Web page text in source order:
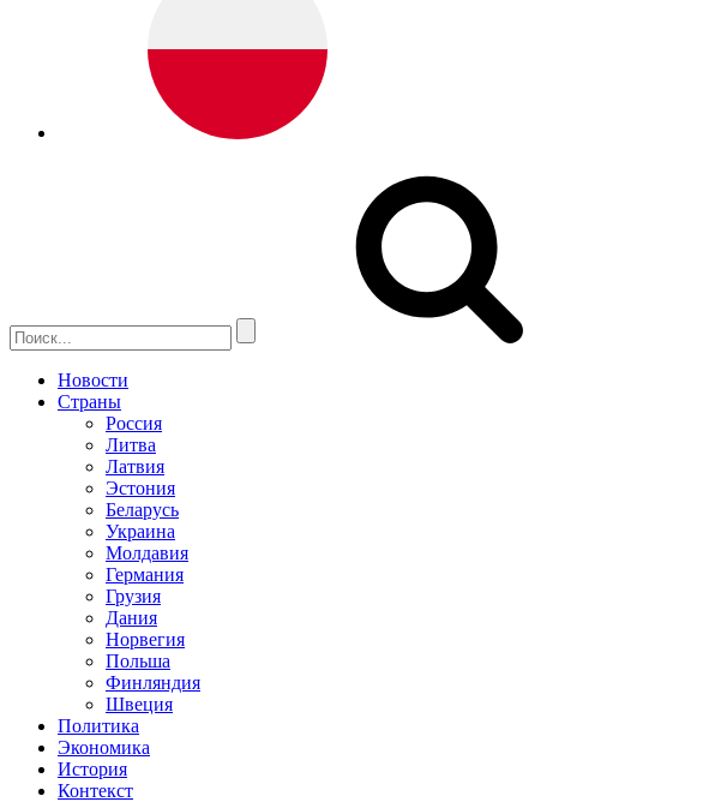
Новости
Страны
Россия
Литва
Латвия
Эстония
Беларусь
Украина
Молдавия
Германия
Грузия
Дания
Норвегия
Польша
Финляндия
Швеция
Политика
Экономика
История
Контекст